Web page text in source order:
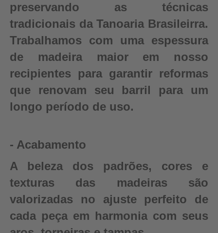
preservando as técnicas
tradicionais da Tanoaria Brasileirra.
Trabalhamos com uma espessura
de madeira maior em nosso
recipientes para garantir reformas
que renovam seu barril para um
longo período de uso.
- Acabamento
A beleza dos padrões, cores e
texturas das madeiras são
valorizadas no ajuste perfeito de
cada peça em harmonia com seus